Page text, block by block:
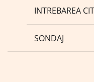
INTREBAREA
SONDAJ